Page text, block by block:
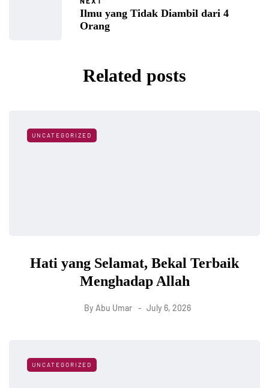
Ilmu yang Tidak Diambil dari 4
Orang
Related posts
UNCATEGORIZED
Hati yang Selamat, Bekal Terbaik
Menghadap Allah
By Abu Umar July 6, 2026
UNCATEGORIZED